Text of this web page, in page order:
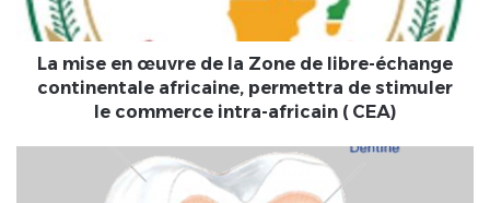
de
libre-
échange
continentale
La mise en œuvre de la Zone de libre-échange
continentale africaine, permettra de stimuler
le commerce intra-africain ( CEA)